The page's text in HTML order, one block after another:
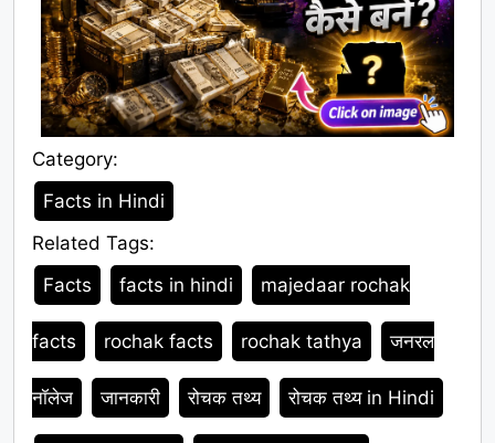
Category:
Category
Facts in Hindi
Related Tags:
Tags
Facts facts in hindi majedaar rochak
facts rochak facts rochak tathya जनरल
नॉलेज जानकारी रोचक तथ्य रोचक तथ्य in Hindi